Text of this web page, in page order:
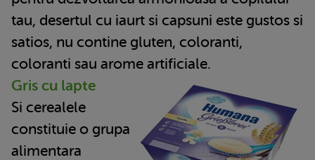
tau, desertul cu iaurt si capsuni este gustos si
satios, nu contine gluten, coloranti,
coloranti sau arome artificiale.
Gris cu lapte
Si cerealele
constituie o grupa
alimentara